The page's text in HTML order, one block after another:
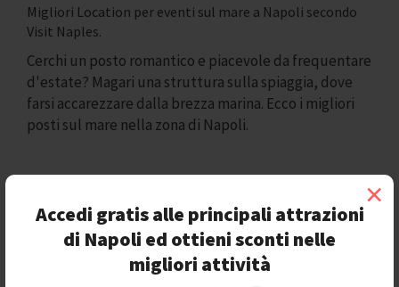
Accedi gratis alle principali attrazioni
di Napoli ed ottieni sconti nelle
migliori attività
×
Migliori Location per eventi sul mare a Napoli secondo
Visit Naples.
Cerchi un posto romantico e piacevole da frequentare
d'estate? Magari una struttura sulla spiaggia, dove
farsi accarezzare dalla brezza marina. Ecco i migliori
posti sul mare nella zona di Napoli.